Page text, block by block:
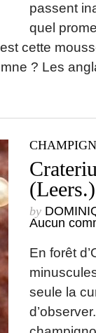
passent
quel
cette
? Les
by
Aucun
En forêt
seule la